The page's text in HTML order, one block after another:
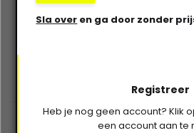
Sla over en ga door zonder
Registreer
Heb je nog geen account? Klik
een account aan te
€--,-- Excl. btw
€--